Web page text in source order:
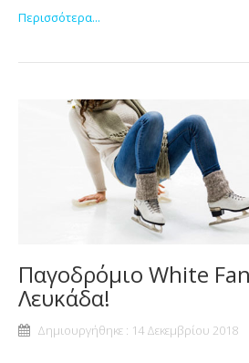
Περισσότερα...
Παγοδρόμιο White
Λευκάδα!
Δημιουργήθηκε : 14 Δεκεμβρίου 2018